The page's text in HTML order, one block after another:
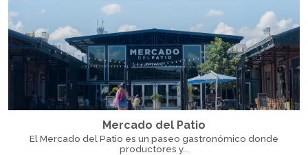
Mercado del Patio
El Mercado del Patio es un paseo gastronómico donde
productores y...